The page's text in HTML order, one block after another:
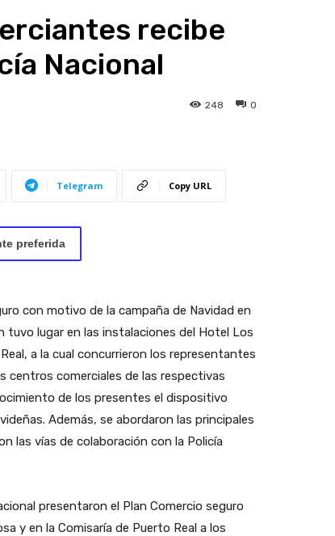
recibe
Nacional
0
248
Telegram Copy URL
preferida
con motivo de la campaña de Navidad en
tuvo lugar en las instalaciones del Hotel Los
a la cual concurrieron los representantes
centros comerciales de las respectivas
de los presentes el dispositivo
Además, se abordaron las principales
las vías de colaboración con la Policía
presentaron el Plan Comercio seguro
y en la Comisaría de Puerto Real a los